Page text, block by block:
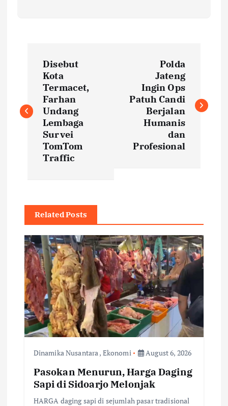
s
v
g
a
t
Disebut
Kota
Termacet,
Farhan
Undang
Lembaga
Survei
TomTom
Traffic
Polda
Jateng
Ingin Ops
Patuh Candi
Berjalan
Humanis
dan
Profesional
Related Posts
Dinamika Nusantara, Ekonomi August 6, 2026
Pasokan Menurun, Harga Daging
Sapi di Sidoarjo Melonjak
HARGA daging sapi di sejumlah pasar tradisional